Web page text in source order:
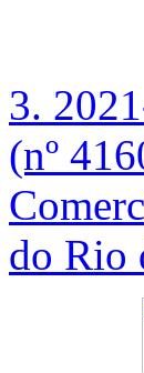
3.
(nº
do Rio